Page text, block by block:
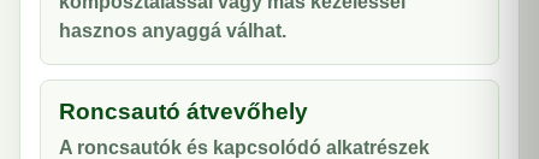
hasznos anyaggá válhat.
Roncsautó átvevőhely
A roncsautók és kapcsolódó alkatrészek